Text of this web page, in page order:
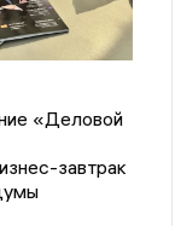
«Деловой
завтрак